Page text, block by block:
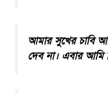
আমার সুখের চাবি
দেব না। এবার আমি